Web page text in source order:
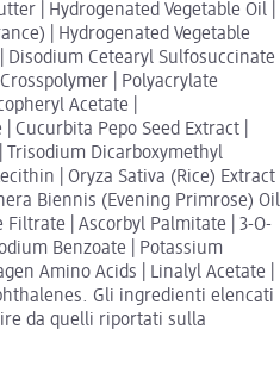
| Hydrogenated Vegetable Oil |
| Hydrogenated Vegetable
Disodium Cetearyl Sulfosuccinate
| Polyacrylate
Acetate |
Cucurbita Pepo Seed Extract |
Trisodium Dicarboxymethyl
| Oryza Sativa (Rice) Extract
Biennis (Evening Primrose) Oil
Filtrate | Ascorbyl Palmitate | 3-O-
Benzoate | Potassium
Amino Acids | Linalyl Acetate |
Gli ingredienti elencati
da quelli riportati sulla